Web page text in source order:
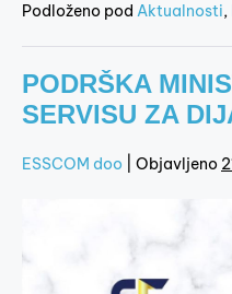
Podloženo pod Aktualnosti,
PODRŠKA
SERVISU ZA
ESSCOM doo Objavljeno